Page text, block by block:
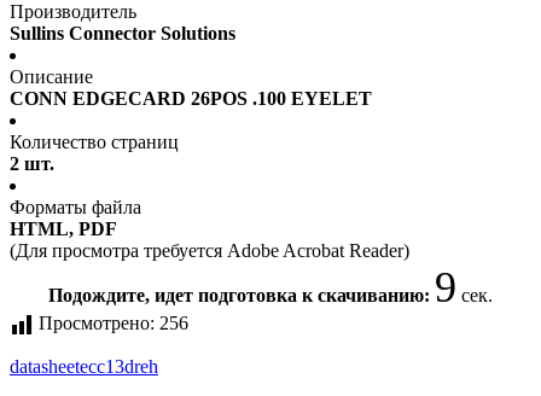
Производитель
Sullins Connector Solutions
Описание
CONN EDGECARD 26POS .100 EYELET
Количество страниц
2 шт.
Форматы файла
HTML, PDF
(Для просмотра требуется Adobe Acrobat Reader)
Подождите, идет подготовка к скачиванию: 9 сек.
Просмотрено: 256
datasheetecc13dreh